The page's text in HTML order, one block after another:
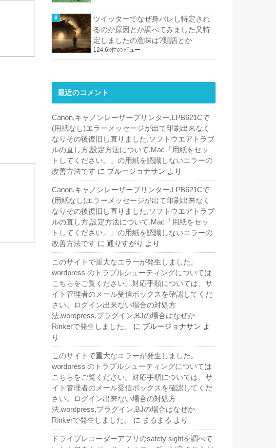
ツイッターでなぜ身バレし特定され
るのか原因とか調べてみました又特
定しましたの意味は?類語とか
124.6k件のビュー
最近のコメント
Canon,キャノンレーザープリンター,LPB621Cで
(用紙なし)エラーメッセージが出て印刷出来なく
なりその後復旧し直りました,ソフトウエアトラブ
ルの直し方,設定方法について,Mac「用紙をセッ
トしてください。」の用紙を認識しないエラーの
改善方法です に ブルージョナサン より
Canon,キャノンレーザープリンター,LPB621Cで
(用紙なし)エラーメッセージが出て印刷出来なく
なりその後復旧し直りました,ソフトウエアトラブ
ルの直し方,設定方法について,Mac「用紙をセッ
トしてください。」の用紙を認識しないエラーの
改善方法です に 通りすがり より
このサイトで重大なエラーが発生しました。
wordpress のトラブルシューティングについては
こちらをご覧ください。対応手順については、サ
イト管理者のメール受信ボックスを確認してくだ
さい。ログイン出来ない場合の対処方
法,wordpress,プラグイン,BJの場合はなぜか
Rinkerで発生しました。
に ブルージョナサン よ
り
このサイトで重大なエラーが発生しました。
wordpress のトラブルシューティングについては
こちらをご覧ください。対応手順については、サ
イト管理者のメール受信ボックスを確認してくだ
さい。ログイン出来ない場合の対処方
法,wordpress,プラグイン,BJの場合はなぜか
Rinkerで発生しました。
に まるまる より
ドライブレコーダーアプリのsafety sightを調べて